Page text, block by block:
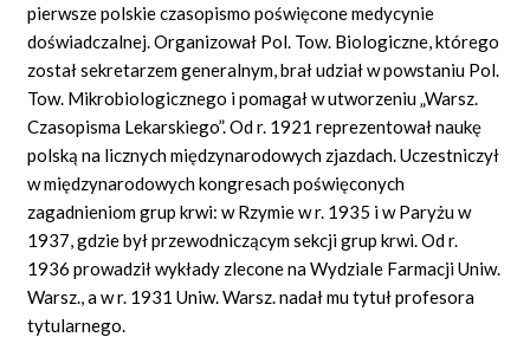
pierwsze polskie czasopismo poświęcone medycynie
doświadczalnej. Organizował Pol. Tow. Biologiczne, którego
został sekretarzem generalnym, brał udział w powstaniu Pol.
Tow. Mikrobiologicznego i pomagał w utworzeniu „Warsz.
Czasopisma Lekarskiego”. Od r. 1921 reprezentował naukę
polską na licznych międzynarodowych zjazdach. Uczestniczył
w międzynarodowych kongresach poświęconych
zagadnieniom grup krwi: w Rzymie w r. 1935 i w Paryżu w
1937, gdzie był przewodniczącym sekcji grup krwi. Od r.
1936 prowadził wykłady zlecone na Wydziale Farmacji Uniw.
Warsz., a w r. 1931 Uniw. Warsz. nadał mu tytuł profesora
tytularnego.